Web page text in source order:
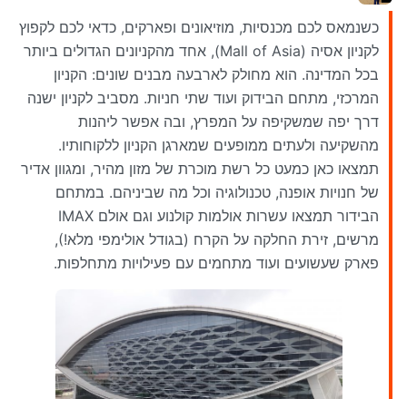
כשנמאס לכם מכנסיות, מוזיאונים ופארקים, כדאי לכם לקפוץ
לקניון אסיה (Mall of Asia), אחד מהקניונים הגדולים ביותר
בכל המדינה. הוא מחולק לארבעה מבנים שונים: הקניון
המרכזי, מתחם הבידוק ועוד שתי חניות. מסביב לקניון ישנה
דרך יפה שמשקיפה על המפרץ, ובה אפשר ליהנות
מהשקיעה ולעתים ממופעים שמארגן הקניון ללקוחותיו.
תמצאו כאן כמעט כל רשת מוכרת של מזון מהיר, ומגוון אדיר
של חנויות אופנה, טכנולוגיה וכל מה שביניהם. במתחם
הבידור תמצאו עשרות אולמות קולנוע וגם אולם IMAX
מרשים, זירת החלקה על הקרח (בגודל אולימפי מלא!),
פארק שעשועים ועוד מתחמים עם פעילויות מתחלפות.